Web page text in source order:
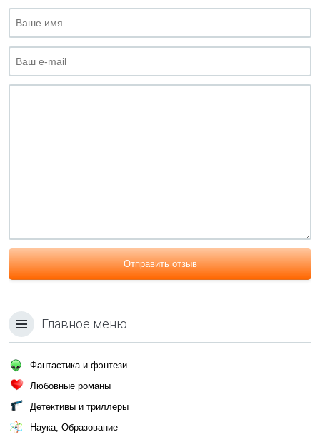
Отправить отзыв
Главное меню
Фантастика и фэнтези
Любовные романы
Детективы и триллеры
Наука, Образование